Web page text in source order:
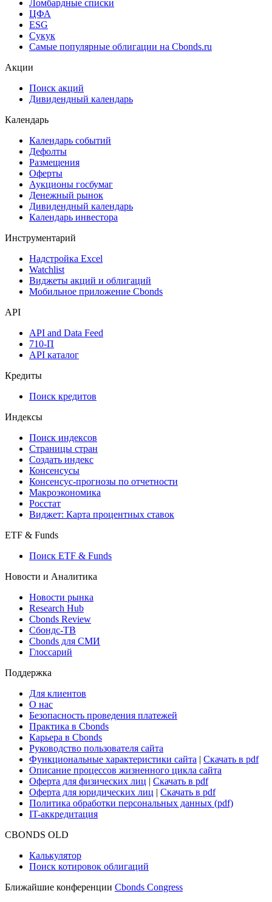
Ломбардные списки
ЦФА
ESG
Сукук
Самые популярные облигации на Cbonds.ru
Акции
Поиск акций
Дивидендный календарь
Календарь
Календарь событий
Дефолты
Размещения
Оферты
Аукционы госбумаг
Денежный рынок
Дивидендный календарь
Календарь инвестора
Инструментарий
Надстройка Excel
Watchlist
Виджеты акций и облигаций
Мобильное приложение Cbonds
API
API and Data Feed
710-П
API каталог
Кредиты
Поиск кредитов
Индексы
Поиск индексов
Страницы стран
Создать индекс
Консенсусы
Консенсус-прогнозы по отчетности
Макроэкономика
Росстат
Виджет: Карта процентных ставок
ETF & Funds
Поиск ETF & Funds
Новости и Аналитика
Новости рынка
Research Hub
Cbonds Review
Сбондс-ТВ
Cbonds для СМИ
Глоссарий
Поддержка
Для клиентов
О нас
Безопасность проведения платежей
Практика в Cbonds
Карьера в Cbonds
Руководство пользователя сайта
Функциональные характеристики сайта | Скачать в pdf
Описание процессов жизненного цикла сайта
Оферта для физических лиц | Скачать в pdf
Оферта для юридических лиц | Скачать в pdf
Политика обработки персональных данных (pdf)
IT-аккредитация
CBONDS OLD
Калькулятор
Поиск котировок облигаций
Ближайшие конференции Cbonds Congress